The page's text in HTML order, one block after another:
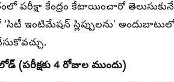
పరీక్షా కేంద్రం కేటాయించారో
ఇంటిమేషన్‌ స్లిప్పులను’
(పరీక్షకు 4 రోజుల ముందు)